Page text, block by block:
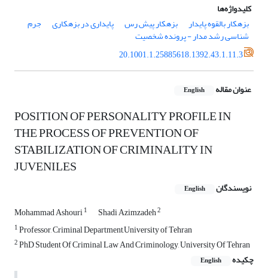
کلیدواژه‌ها
بزهکار بالقوه پایدار
بزهکار پیش رس پایداری در بزهکاری جرم
شناسی رشد مدار - پرونده شخصیت
20.1001.1.25885618.1392.43.1.11.3
عنوان مقاله English
POSITION OF PERSONALITY PROFILE IN
THE PROCESS OF PREVENTION OF
STABILIZATION OF CRIMINALITY IN
JUVENILES
نویسندگان English
Mohammad Ashouri1 Shadi Azimzadeh2
1Professor, Criminal Department,University of Tehran
2PhD Student Of Criminal Law And Criminology, University Of Tehran
چکیده
English